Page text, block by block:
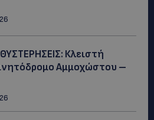
Κλειστή
Αμμοχώστου –